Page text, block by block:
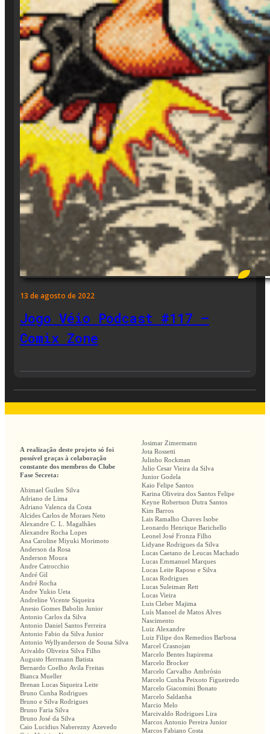
13 de agosto de 2022
Jogo Véio Podcast #117 –
Comix Zone
A realização deste projeto só foi
possível graças à colaboração
constante dos membros do Clube
Fase Secreta:
Abimael Guilen Silva
Adriano de Lima
Adriano Valenca da Costa
Alcides Carlos de Moraes Neto
Alexandre C. L. Magalhães
Alexandre Rocha Lopes
Ana Caroline Miyuki Morimoto
Anderson da Rosa
Anderson Moura
Andre Catrocchio
André Gil
André Rocha
Andre Yukio Ueta
Andreline Vicente Siqueira
Anesio Gomes Babolin Junior
Antonio Carlos da Silva
Antonio Daniel Santos Ferreira
Antonio Fabio da Silva Junior
Antonio Wyllyanderson de Sousa Silva
Arivaldo Oliveira Silva Filho
Augusto Herrmann Batista
Bernardo Coelho Avila Freitas
Bianca Mueller
Brenan Lucas Siqueira Leite
Bruno Cunha Rodrigues
Bruno e Silva Rodrigues
Bruno Faria Silva
Bruno José da Silva
Caio Lucidius Naberezny Azevedo
Josimar Zimermann
Jota Rossetti
Julinho Rockman
Julio Cesar Vieira da Silva
Junior Godela
Kaio Felipe Santos
Karina Oliveira dos Santos Felipe
Keyne Robertson Dutra Santos
Kim Barros
Lais Ramalho Chaves Isobe
Leonardo Henrique Barichello
Leonel José Fronza Filho
Lidyane Rodrigues da Silva
Lucas Caetano de Leucas Machado
Lucas Emmanuel Marques
Lucas Leite Raposo e Silva
Lucas Rodrigues
Lucas Suleiman Rett
Lucas Vieira
Luis Cleber Majima
Luís Manoel de Matos Alves
Nascimento
Luiz Alexandre
Luiz Filipe dos Remedios Barbosa
Marcel Crasnojan
Marcelo Bentes Itapirema
Marcelo Brocker
Marcelo Carvalho Ambrósio
Marcelo Cunha Peixoto Figueiredo
Marcelo Giacomini Bonato
Marcelo Saldanha
Marcio Melo
Marcivaldo Rodrigues Lira
Marcos Antonio Pereira Junior
Marcos Fabiano Costa